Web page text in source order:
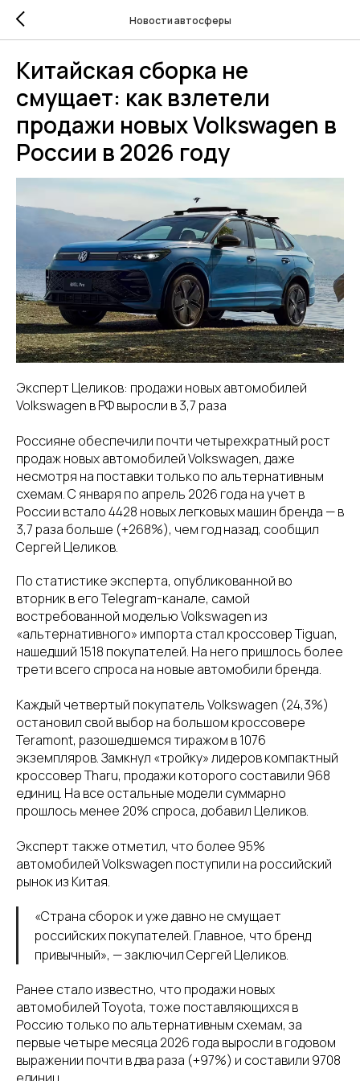
Новости автосферы
Китайская сборка не
смущает: как взлетели
продажи новых Volkswagen в
России в 2026 году
Эксперт Целиков: продажи новых автомобилей
Volkswagen в РФ выросли в 3,7 раза
Россияне обеспечили почти четырехкратный рост
продаж новых автомобилей Volkswagen, даже
несмотря на поставки только по альтернативным
схемам. С января по апрель 2026 года на учет в
России встало 4428 новых легковых машин бренда — в
3,7 раза больше (+268%), чем год назад, сообщил
Сергей Целиков.
По статистике эксперта, опубликованной во
вторник в его Telegram-канале, самой
востребованной моделью Volkswagen из
«альтернативного» импорта стал кроссовер Tiguan,
нашедший 1518 покупателей. На него пришлось более
трети всего спроса на новые автомобили бренда.
Каждый четвертый покупатель Volkswagen (24,3%)
остановил свой выбор на большом кроссовере
Teramont, разошедшемся тиражом в 1076
экземпляров. Замкнул «тройку» лидеров компактный
кроссовер Tharu, продажи которого составили 968
единиц. На все остальные модели суммарно
прошлось менее 20% спроса, добавил Целиков.
Эксперт также отметил, что более 95%
автомобилей Volkswagen поступили на российский
рынок из Китая.
«Страна сборок и уже давно не смущает
российских покупателей. Главное, что бренд
привычный», — заключил Сергей Целиков.
Ранее стало известно, что продажи новых
автомобилей Toyota, тоже поставляющихся в
Россию только по альтернативным схемам, за
первые четыре месяца 2026 года выросли в годовом
выражении почти в два раза (+97%) и составили 9708